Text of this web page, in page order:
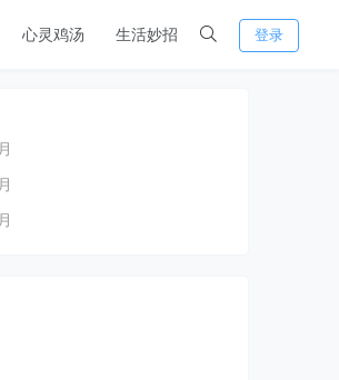
心灵鸡汤 生活妙招 登录